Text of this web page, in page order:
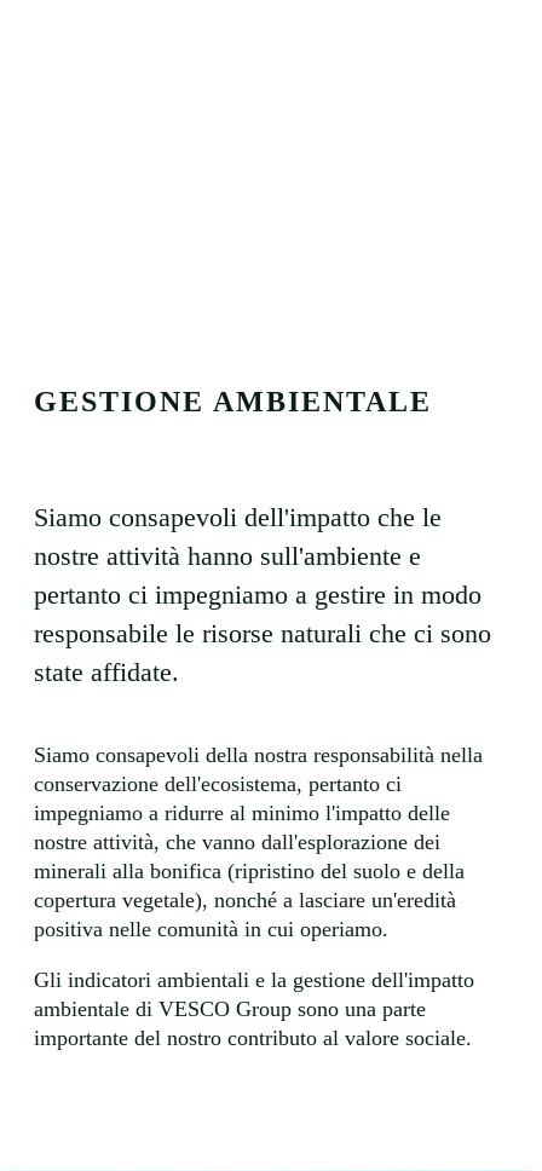
GESTIONE AMBIENTALE
Siamo consapevoli dell'impatto che le
nostre attività hanno sull'ambiente e
pertanto ci impegniamo a gestire in modo
responsabile le risorse naturali che ci sono
state affidate.
Siamo consapevoli della nostra responsabilità nella
conservazione dell'ecosistema, pertanto ci
impegniamo a ridurre al minimo l'impatto delle
nostre attività, che vanno dall'esplorazione dei
minerali alla bonifica (ripristino del suolo e della
copertura vegetale), nonché a lasciare un'eredità
positiva nelle comunità in cui operiamo.
Gli indicatori ambientali e la gestione dell'impatto
ambientale di VESCO Group sono una parte
importante del nostro contributo al valore sociale.